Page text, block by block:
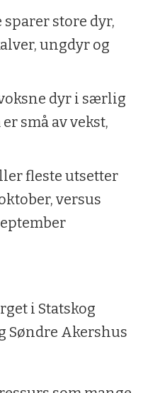
store dyr,
ungdyr og
dyr i særlig
små av vekst,
fleste utsetter
versus
i Statskog
Søndre Akershus